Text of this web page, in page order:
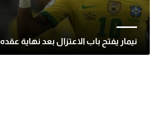
نيمار يفتح باب الاعتزال بعد نهاية عقده